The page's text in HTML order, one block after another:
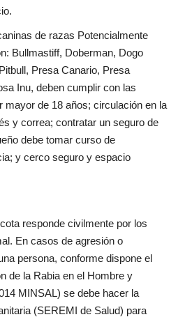
de razas Potencialmente
Bullmastiff, Doberman, Dogo
Presa Canario, Presa
Inu, deben cumplir con las
mayor de 18 años; circulación en la
y correa; contratar un seguro de
debe tomar curso de
y cerco seguro y espacio
responde civilmente por los
En casos de agresión o
persona, conforme dispone el
de la Rabia en el Hombre y
MINSAL) se debe hacer la
(SEREMI de Salud) para